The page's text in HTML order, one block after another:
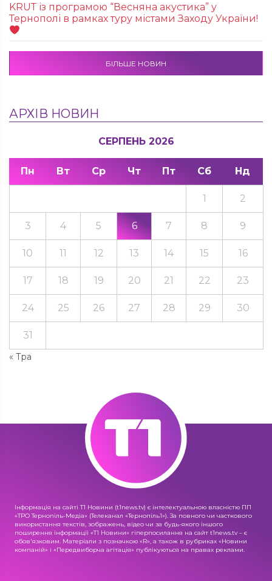
KRUТ із програмою “Весняна акустика” у
Тернополі в рамках туру містами Заходу України!
БІЛЬШЕ НОВИН
АРХІВ НОВИН
СЕРПЕНЬ 2026
Пн Вт Ср Чт Пт Сб Нд
« Тра
1 2
3 4 5 6 7 8 9
10 11 12 13 14 15 16
17 18 19 20 21 22 23
24 25 26 27 28 29 30
31
Інформація на сайті Т1 Новини (t1news.tv) є інтелектуальною власністю ПП
«ТРО Тернопіль-Медіа» (Телеканал «Тернопіль1»). За повного чи часткового
використання текстів, зображень, відео чи за будь-якого іншого
поширення інформації «Т1 Новини» гіперпосилання на сайт t1news.tv – є
обов'язковим. Матеріали з позначкою «R», а також в рубриках «Новини
компаній» і «Передвиборча агітація» публікуються на правах реклами.